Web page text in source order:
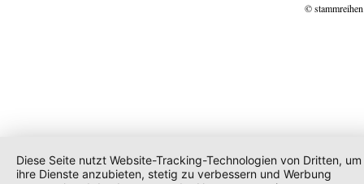
©
Diese Seite nutzt Website-Tracking-Technologien von Dritten, um
ihre Dienste anzubieten, stetig zu verbessern und Werbung